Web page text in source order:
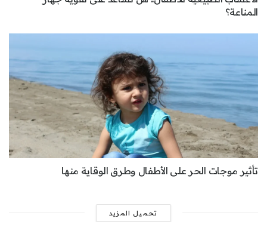
المناعة؟
تأثير موجات الحر على الأطفال وطرق الوقاية منها
تحميل المزيد